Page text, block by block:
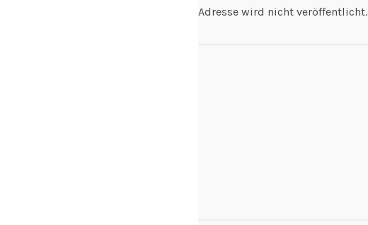
Deine E-Mail-Adresse wird nicht veröffentlicht.